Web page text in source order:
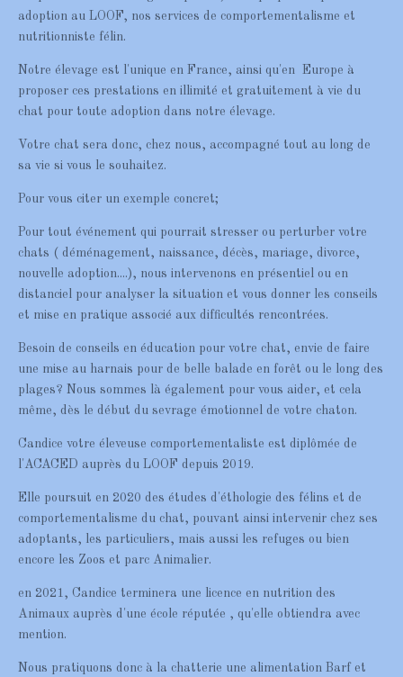
adoption au LOOF, nos services de comportementalisme et
nutritionniste félin.
Notre élevage est l'unique en France, ainsi qu'en Europe à
proposer ces prestations en illimité et gratuitement à vie du
chat pour toute adoption dans notre élevage.
Votre chat sera donc, chez nous, accompagné tout au long de
sa vie si vous le souhaitez.
Pour vous citer un exemple concret;
Pour tout événement qui pourrait stresser ou perturber votre
chats ( déménagement, naissance, décès, mariage, divorce,
nouvelle adoption....), nous intervenons en présentiel ou en
distanciel pour analyser la situation et vous donner les conseils
et mise en pratique associé aux difficultés rencontrées.
Besoin de conseils en éducation pour votre chat, envie de faire
une mise au harnais pour de belle balade en forêt ou le long des
plages? Nous sommes là également pour vous aider, et cela
même, dès le début du sevrage émotionnel de votre chaton.
Candice votre éleveuse comportementaliste est diplômée de
l'ACACED auprès du LOOF depuis 2019.
Elle poursuit en 2020 des études d'éthologie des félins et de
comportementalisme du chat, pouvant ainsi intervenir chez ses
adoptants, les particuliers, mais aussi les refuges ou bien
encore les Zoos et parc Animalier.
en 2021, Candice terminera une licence en nutrition des
Animaux auprès d'une école réputée , qu'elle obtiendra avec
mention.
Nous pratiquons donc à la chatterie une alimentation Barf et